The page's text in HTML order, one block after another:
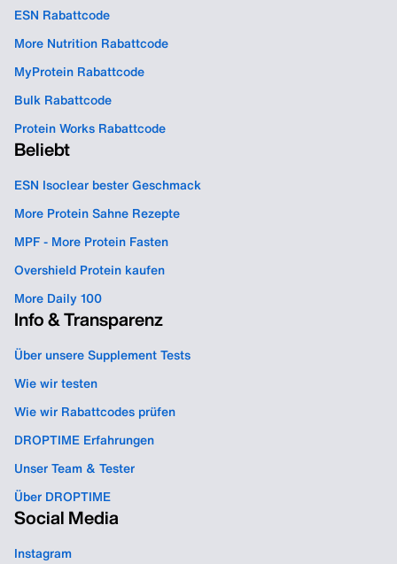
ESN Rabattcode
More Nutrition Rabattcode
MyProtein Rabattcode
Bulk Rabattcode
Protein Works Rabattcode
Beliebt
ESN Isoclear bester Geschmack
More Protein Sahne Rezepte
MPF - More Protein Fasten
Overshield Protein kaufen
More Daily 100
Info & Transparenz
Über unsere Supplement Tests
Wie wir testen
Wie wir Rabattcodes prüfen
DROPTIME Erfahrungen
Unser Team & Tester
Über DROPTIME
Social Media
Instagram